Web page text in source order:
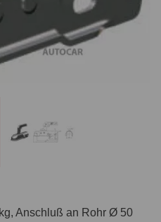
Anschluß an Rohr Ø 50